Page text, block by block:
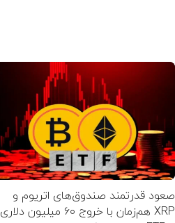
صعود قدرتمند صندوق‌های اتریوم و
XRP هم‌زمان با خروج ۶۰ میلیون دلاری